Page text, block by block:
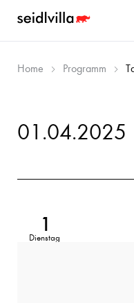
Home Programm
01.04.2025
1
Dienstag